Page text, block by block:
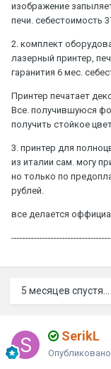
изображение
печи. себестоимость
2. комплект
лазерный принтер,
гаранития 6 мес.
Принтер печатает
Все. получившуюся
получить стойкое
3. принтер для
из италии сам. могу
но только по
рублей.
все делается
5 месяцев спустя...
SerikL
Опубликовано